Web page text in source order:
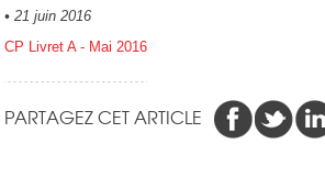
• 21 juin 2016
CP Livret A - Mai 2016
PARTAGEZ CET ARTICLE